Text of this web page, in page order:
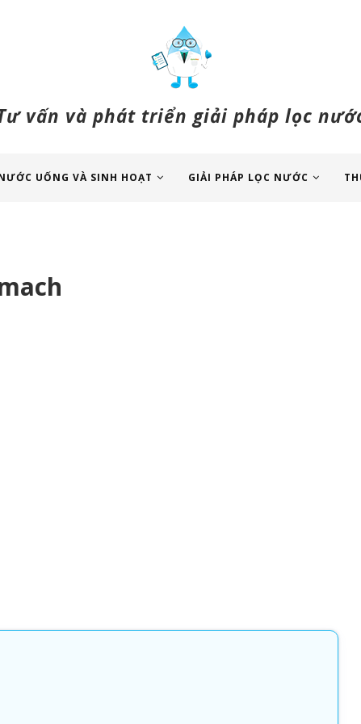
vấn và phát triển giải pháp lọc
UỐNG VÀ SINH HOẠT GIẢI PHÁP LỌC NƯỚC